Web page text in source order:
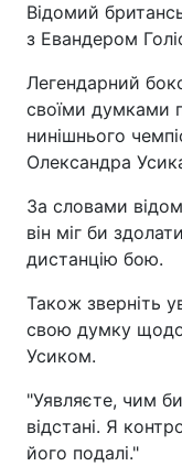
Відомий
з Евандером
Легендарний
своїми думками
нинішнього
Олександра
За словами
він міг би
дистанцію бою.
Також зверніть
свою думку
Усиком.
"Уявляєте, чим
відстані. Я
його подалі."